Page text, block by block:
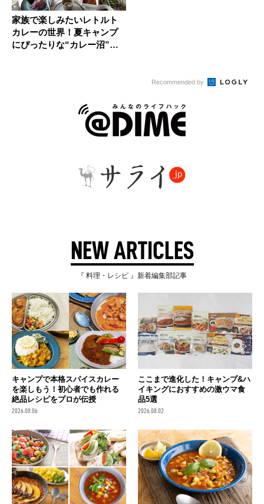
家族で楽しみたいレトルト
カレーの世界！夏キャンプ
にぴったりな“カレー沼”体
Recommended by
NEW ARTICLES
『 料理・レシピ 』新着編集部記事
キャンプで本格スパイスカレー
を楽しもう！初心者でも作れる
絶品レシピをプロが伝授
2026.08.06
ここまで進化した！キャンプ&ハ
イキングにおすすめの激ウマ食
品5選
2026.08.02